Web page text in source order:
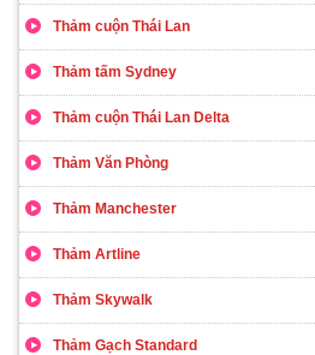
Thảm cuộn Thái Lan
Thảm tấm Sydney
Thảm cuộn Thái Lan Delta
Thảm Văn Phòng
Thảm Manchester
Thảm Artline
Thảm Skywalk
Thảm Gạch Standard